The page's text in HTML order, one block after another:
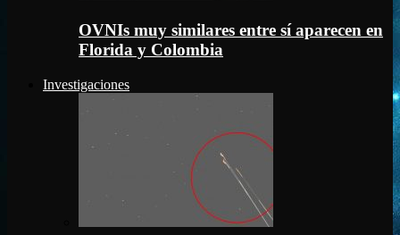
OVNIs muy similares entre sí aparecen en
Florida y Colombia
Investigaciones